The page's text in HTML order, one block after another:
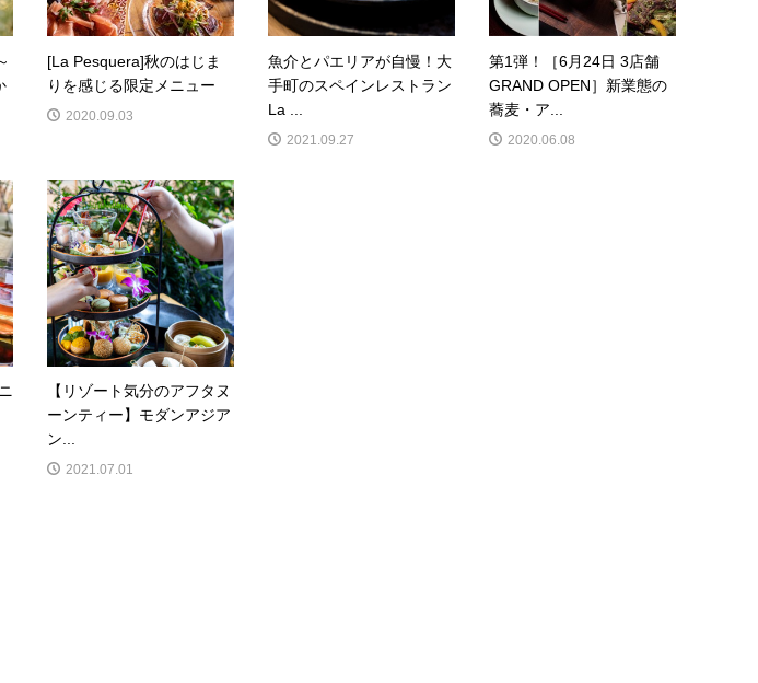
[La Pesquera]秋のはじま
りを感じる限定メニュー
2020.09.03
魚介とパエリアが自慢！大
手町のスペインレストラン
La ...
2021.09.27
第1弾！［6月24日 3店舗
GRAND OPEN］新業態の
蕎麦・ア...
2020.06.08
【リゾート気分のアフタヌ
ーンティー】モダンアジア
ン...
2021.07.01